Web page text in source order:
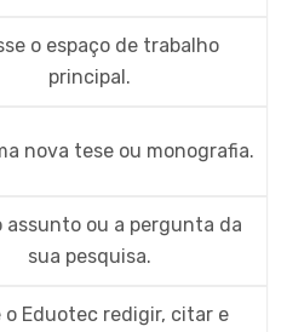
o espaço de trabalho
principal.
nova tese ou monografia.
assunto ou a pergunta da
sua pesquisa.
o Eduotec redigir, citar e